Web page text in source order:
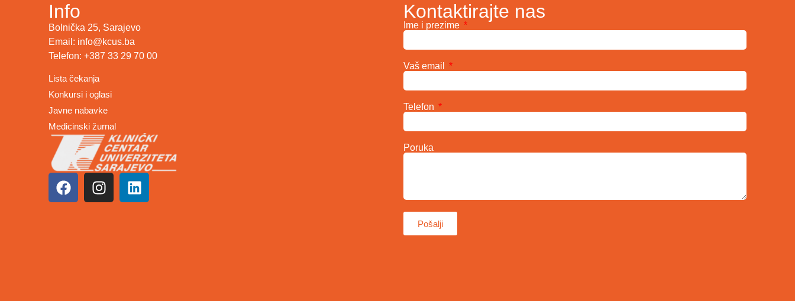
Info
Bolnička 25, Sarajevo
Email: info@kcus.ba
Telefon: +387 33 29 70 00
Lista čekanja
Konkursi i oglasi
Javne nabavke
Medicinski žurnal
Kontaktirajte nas
Ime i prezime
Vaš email
Telefon
Poruka
Pošalji